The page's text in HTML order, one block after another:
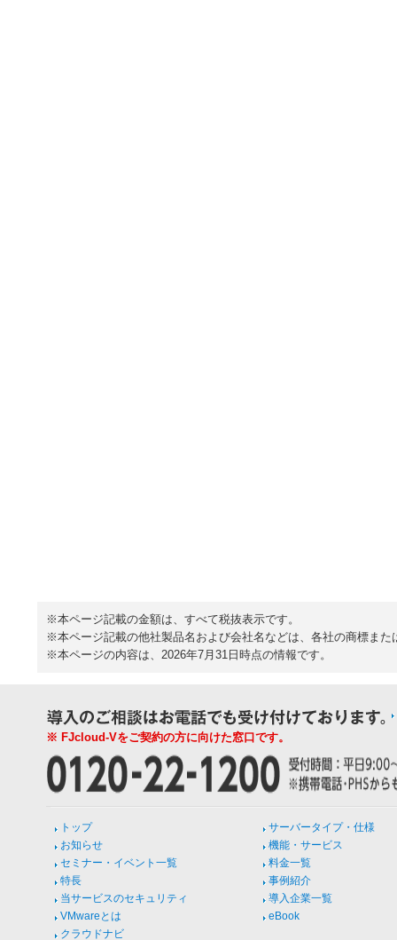
※本ページ記載の金額は、すべて税抜表示です。
※本ページ記載の他社製品名および会社名などは、各社の商標また
※本ページの内容は、2026年7月31日時点の情報です。
※ FJcloud-Vをご契約の方に向けた窓口です。
トップ
お知らせ
セミナー・イベント一覧
特長
当サービスのセキュリティ
VMwareとは
クラウドナビ
サーバータイプ・仕様
機能・サービス
料金一覧
事例紹介
導入企業一覧
eBook